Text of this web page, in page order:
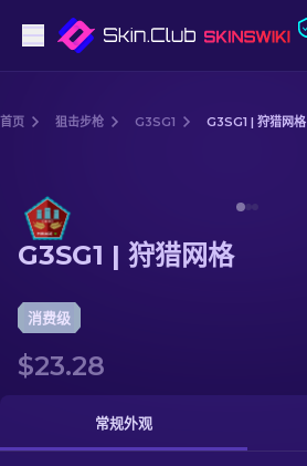
步枪
狙击步枪
匕首
手套
武器箱
首页 狙击步枪 G3SG1 G3SG1 | 狩猎网格
G3SG1 | 狩猎网格
消费级
$23.28
常规外观